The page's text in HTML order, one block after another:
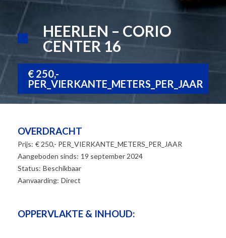
HEERLEN – CORIO
CENTER 16
€ 250,-
PER_VIERKANTE_METERS_PER_JAAR
OVERDRACHT
Prijs: € 250,- PER_VIERKANTE_METERS_PER_JAAR
Aangeboden sinds: 19 september 2024
Status: Beschikbaar
Aanvaarding: Direct
OPPERVLAKTE & INHOUD: